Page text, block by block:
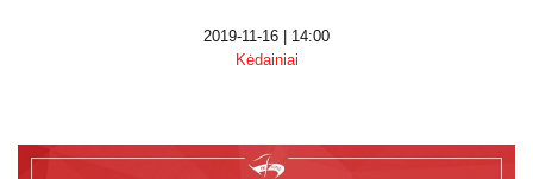
2019-11-16 | 14:00
Kėdainiai